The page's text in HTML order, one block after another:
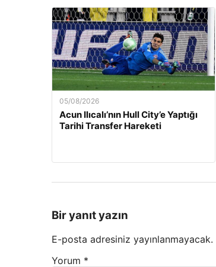
05/08/2026
Acun Ilıcalı’nın Hull City’e Yaptığı
Tarihi Transfer Hareketi
Bir yanıt yazın
E-posta adresiniz yayınlanmayacak.
Yorum *